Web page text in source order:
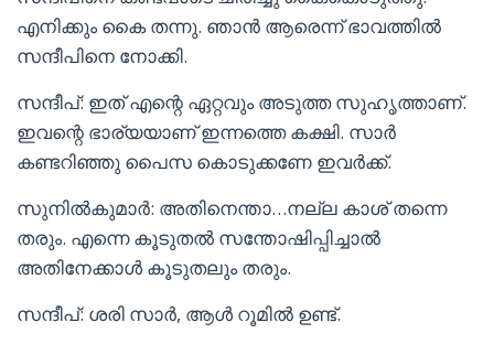
എനിക്കും കൈ തന്നു. ഞാൻ ആരെന്ന് ഭാവത്തിൽ
സന്ദീപിനെ നോക്കി.
സന്ദീപ്: ഇത് എന്റെ ഏറ്റവും അടുത്ത സുഹൃത്താണ്.
ഇവന്റെ ഭാര്യയാണ് ഇന്നത്തെ കക്ഷി. സാർ
കണ്ടറിഞ്ഞു പൈസ കൊടുക്കണേ ഇവർക്ക്.
സുനിൽകുമാർ: അതിനെന്താ…നല്ല കാശ് തന്നെ
തരും. എന്നെ കൂടുതൽ സന്തോഷിപ്പിച്ചാൽ
അതിനേക്കാൾ കൂടുതലും തരും.
സന്ദീപ്: ശരി സാർ, ആൾ റൂമിൽ ഉണ്ട്.